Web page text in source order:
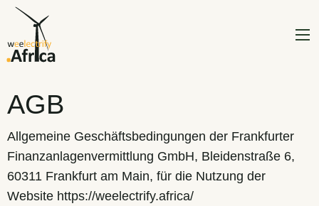
AGB
Allgemeine Geschäftsbedingungen der Frankfurter
Finanzanlagenvermittlung GmbH, Bleidenstraße 6,
60311 Frankfurt am Main, für die Nutzung der
Website https://weelectrify.africa/